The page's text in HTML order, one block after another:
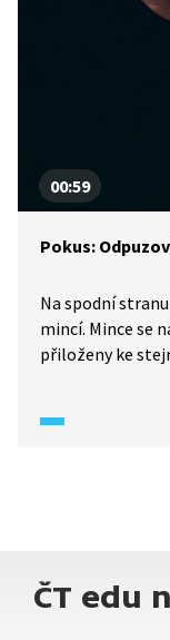
00:59
Pokus:
Na spodní
mincí. Mince se
přiloženy ke
ČT edu